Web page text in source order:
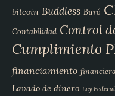
bitcoin Buddless Buró
Contabilidad Control
Cumplimiento
financiamiento
Lavado de dinero Ley Federal